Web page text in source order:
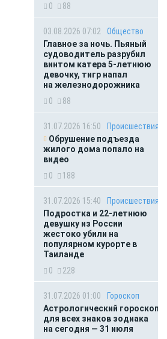
0
88
03.08.2026 07:02
Общество
Главное за ночь. Пьяный
судоводитель разрубил
винтом катера 5-летнюю
девочку, тигр напал
на железнодорожника
0
88
31.07.2026 16:50
Происшествия
Обрушение подъезда
жилого дома попало на
видео
0
188
31.07.2026 15:40
Происшествия
Подростка и 22-летнюю
девушку из России
жестоко убили на
популярном курорте в
Таиланде
0
228
31.07.2026 01:00
Гороскоп
Астрологический гороскоп
для всех знаков зодиака
на сегодня — 31 июля